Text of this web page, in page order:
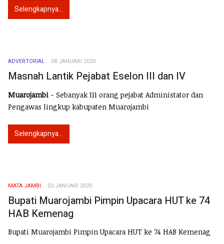
Selengkapnya...
ADVERTORIAL 08 JANUARI 2020
Masnah Lantik Pejabat Eselon III dan IV
Muarojambi - Sebanyak 111 orang pejabat Administator dan
Pengawas lingkup kabupaten Muarojambi
Selengkapnya...
MATA JAMBI 03 JANUARI 2020
Bupati Muarojambi Pimpin Upacara HUT ke 74
HAB Kemenag
Bupati Muarojambi Pimpin Upacara HUT ke 74 HAB Kemenag